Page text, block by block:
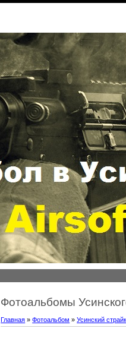
Фотоальбомы
Главная »Фотоальбом »Усинский